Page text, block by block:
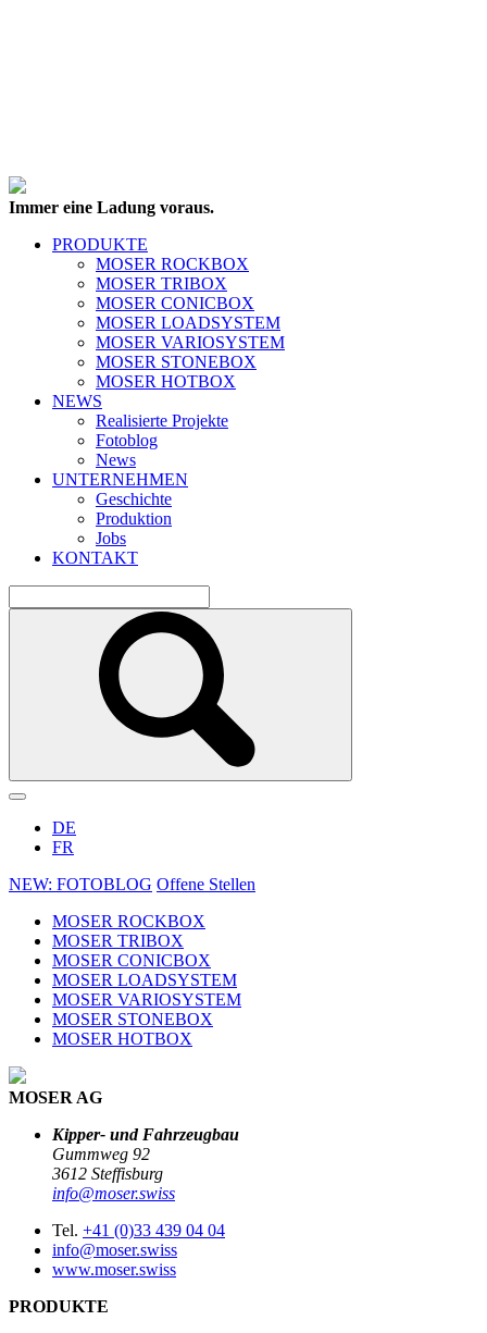
Immer eine Ladung voraus.
PRODUKTE
MOSER ROCKBOX
MOSER TRIBOX
MOSER CONICBOX
MOSER LOADSYSTEM
MOSER VARIOSYSTEM
MOSER STONEBOX
MOSER HOTBOX
NEWS
Realisierte Projekte
Fotoblog
News
UNTERNEHMEN
Geschichte
Produktion
Jobs
KONTAKT
DE
FR
NEW: FOTOBLOG Offene Stellen
MOSER ROCKBOX
MOSER TRIBOX
MOSER CONICBOX
MOSER LOADSYSTEM
MOSER VARIOSYSTEM
MOSER STONEBOX
MOSER HOTBOX
MOSER AG
Kipper- und Fahrzeugbau
Gummweg 92
3612 Steffisburg
info@moser.swiss
Tel. +41 (0)33 439 04 04
info@moser.swiss
www.moser.swiss
PRODUKTE